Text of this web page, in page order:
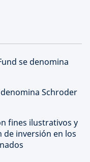
se denomina
Schroder
fines ilustrativos y
inversión en los